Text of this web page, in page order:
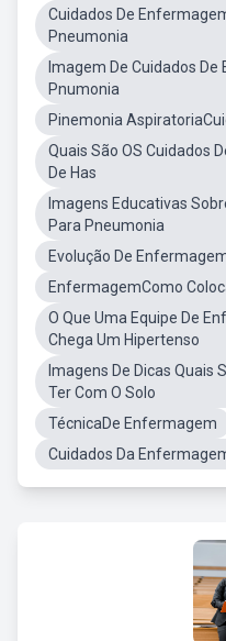
Cuidados De
Pneumonia
Imagem De Cuidados
Pnumonia
Pinemonia
Quais São OS Cuidados
De Has
Imagens Educativas
Para Pneumonia
Evolução De
EnfermagemComo
O Que Uma Equipe De
Chega Um Hipertenso
Imagens De Dicas Quais
Ter Com O Solo
TécnicaDe Enfermagem
Cuidados Da